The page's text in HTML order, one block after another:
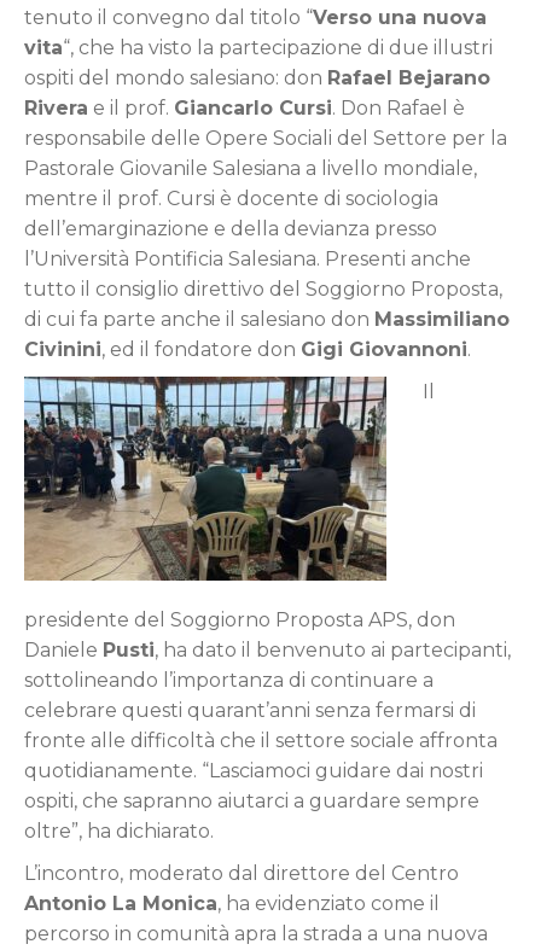
tenuto il convegno dal titolo “Verso una nuova
vita“, che ha visto la partecipazione di due illustri
ospiti del mondo salesiano: don Rafael Bejarano
Rivera e il prof. Giancarlo Cursi. Don Rafael è
responsabile delle Opere Sociali del Settore per la
Pastorale Giovanile Salesiana a livello mondiale,
mentre il prof. Cursi è docente di sociologia
dell’emarginazione e della devianza presso
l’Università Pontificia Salesiana. Presenti anche
tutto il consiglio direttivo del Soggiorno Proposta,
di cui fa parte anche il salesiano don Massimiliano
Civinini, ed il fondatore don Gigi Giovannoni.
Il
presidente del Soggiorno Proposta APS, don
Daniele Pusti, ha dato il benvenuto ai partecipanti,
sottolineando l’importanza di continuare a
celebrare questi quarant’anni senza fermarsi di
fronte alle difficoltà che il settore sociale affronta
quotidianamente. “Lasciamoci guidare dai nostri
ospiti, che sapranno aiutarci a guardare sempre
oltre”, ha dichiarato.
L’incontro, moderato dal direttore del Centro
Antonio La Monica, ha evidenziato come il
percorso in comunità apra la strada a una nuova